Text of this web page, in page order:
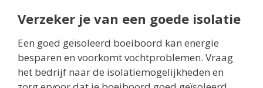
Verzeker je van een goede isolatie
Een goed geïsoleerd boeiboord kan energie
besparen en voorkomt vochtproblemen. Vraag
het bedrijf naar de isolatiemogelijkheden en